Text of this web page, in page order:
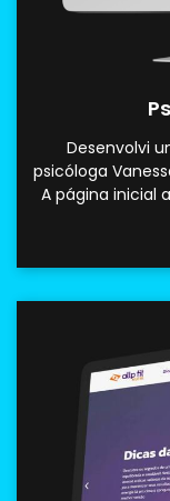
Desenvolvi
psicóloga
A página inicial